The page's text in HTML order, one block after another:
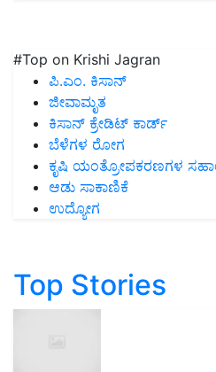
#Top on Krishi Jagran
ಪಿ.ಎಂ. ಕಿಸಾನ್
ಜೀವಾಮೃತ
ಕಿಸಾನ್ ಕ್ರೇಡಿಟ್ ಕಾರ್ಡ್
ಬೆಳೆಗಳ ರೋಗ
ಕೃಷಿ ಯಂತ್ರೋಪಕರಣಗಳ
ಆಡು ಸಾಕಾಣಿಕೆ
ಉದ್ಯೋಗ
Top Stories